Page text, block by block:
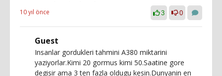
10 yıl önce 3 0
Guest
Insanlar gordukleri tahmini A380 miktarini
yaziyorlar.Kimi 20 gormus kimi 50.Saatine gore
degisir ama 3 ten fazla oldugu kesin.Dunyanin en